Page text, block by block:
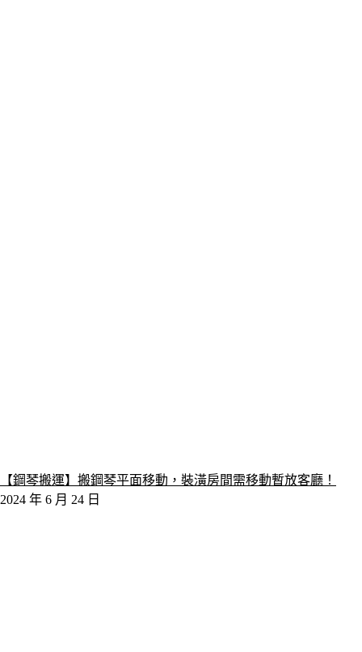
【鋼琴搬運】搬鋼琴平面移動，裝潢房間需移動暫放客廳！
2024 年 6 月 24 日